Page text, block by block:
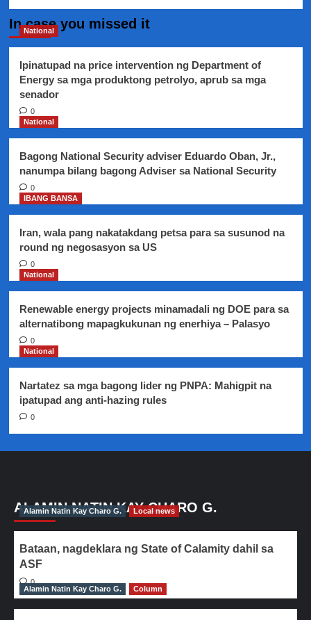
Mahigit
ng
gobyerno
ng
Payatas
In case you missed it
National
Ipinatupad na price intervention ng Department of
Energy sa mga produktong petrolyo, aprub sa mga
senador
0
National
Bagong National Security adviser Eduardo Oban, Jr.,
nanumpa bilang bagong Adviser sa National Security
0
IBANG BANSA
Iran, wala pang nakatakdang petsa para sa susunod na
round ng negosasyon sa US
0
National
Renewable energy projects minamadali ng DOE para sa
alternatibong mapagkukunan ng enerhiya – Palasyo
0
National
Nartatez sa mga bagong lider ng PNPA: Mahigpit na
ipatupad ang anti-hazing rules
0
ALAMIN NATIN KAY CHARO G.
Alamin Natin Kay Charo G. Local news
Bataan, nagdeklara ng State of Calamity dahil sa
ASF
0
Alamin Natin Kay Charo G.
Column